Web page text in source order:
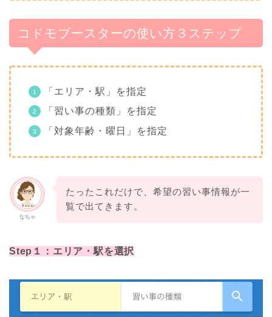
コドモブースターの使い方３ステップ
「エリア・駅」を指定
「習い事の種類」を指定
「対象年齢・曜日」を指定
なちゃ
たったこれだけで、希望の習い事情報が一
覧で出てきます。
Step１：エリア・駅を選択